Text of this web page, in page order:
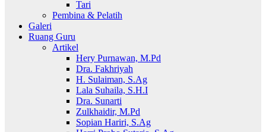
Tari
Pembina & Pelatih
Galeri
Ruang Guru
Artikel
Hery Purnawan, M.Pd
Dra. Fakhriyah
H. Sulaiman, S.Ag
Lala Suhaila, S.H.I
Dra. Sunarti
Zulkhaidir, M.Pd
Sopian Hariri, S.Ag